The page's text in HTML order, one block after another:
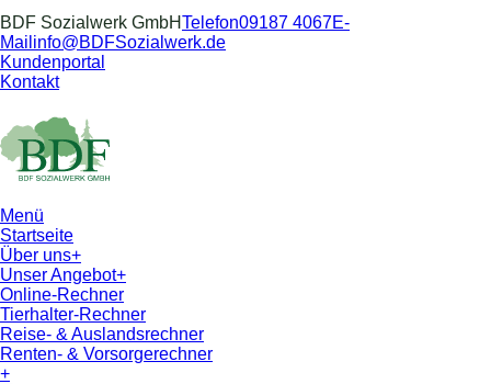
BDF Sozialwerk GmbHTelefon09187 4067E-
Mail info@BDFSozialwerk.de
Kundenportal
Kontakt
Menü
Startseite
Über uns+
Unser Angebot+
Online-Rechner
Tierhalter-Rechner
Reise- & Auslandsrechner
Renten- & Vorsorgerechner
+